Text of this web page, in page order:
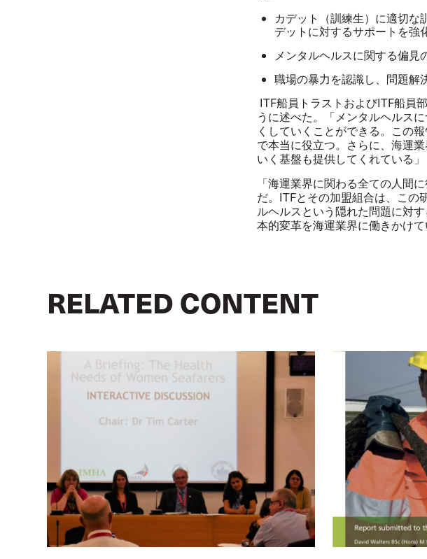
カデット（訓練生）に適切な
デットに対するサポートを強
メンタルヘルスに関する偏見
職場の暴力を認識し、問題解
ITF船員トラストおよびITF船員
うに述べた。「メンタルヘルス
くしていくことができる。この
で本当に役立つ。さらに、海運
いく基盤も提供してくれている」
「海運業界に関わる全ての人間
だ。ITFとその加盟組合は、この
ルヘルスという隠れた問題に対
本的変革を海運業界に働きかけて
RELATED CONTENT